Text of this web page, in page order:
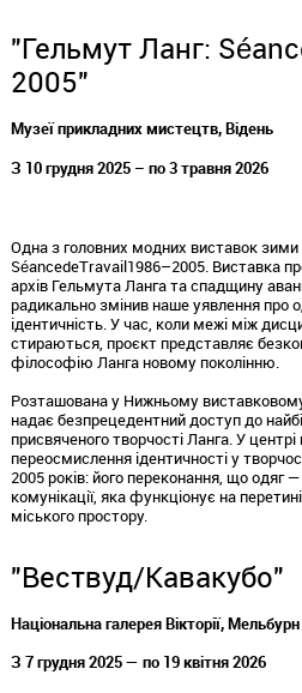
"Гельмут Ланг:
2005"
Музеї прикладних мистецтв, Відень
З 10грудня2025 – по 3 травня 2026
Одна з головних модних виставок
SéancedeTravail1986–2005. Виставка
архів Гельмута Ланга та спадщину
радикально змінив наше уявлення про
ідентичність. У час, коли межі між
стираються, проєктпредставляє
філософію Ланга новому поколінню.
Розташована у Нижньому
надає безпрецедентний доступ до
присвяченого творчості Ланга. У
переосмислення ідентичності у
2005років: його переконання, що одяг
комунікації, яка функціонує на
міського простору.
"Вествуд/Кавакубо"
НаціональнагалереяВікторії, Мельбурн
З 7 грудня 2025 — по 19 квітня 2026